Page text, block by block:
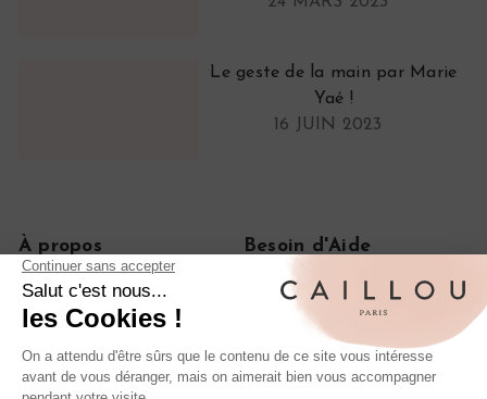
Le geste de la main par Marie
Yaé !
16 JUIN 2023
À propos
Notre histoire
On parle de nous
Mentions légales
Besoin d'Aide
Politique de confidentialité
Livraisons et retours
Rétractation de commande